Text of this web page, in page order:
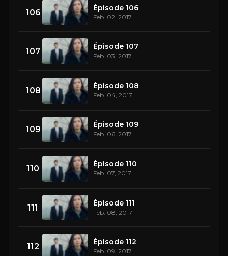
106 Épisode 106
Feb. 02, 2017
107 Épisode 107
Feb. 03, 2017
108 Épisode 108
Feb. 04, 2017
109 Épisode 109
Feb. 06, 2017
110 Épisode 110
Feb. 07, 2017
111 Épisode 111
Feb. 08, 2017
112 Épisode 112
Feb. 09, 2017